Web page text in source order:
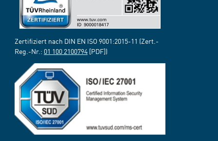
Zertifiziert nach DIN EN ISO 9001:2015-11 (Zert.-
Reg.-Nr.: 01 100 2100794 [PDF])